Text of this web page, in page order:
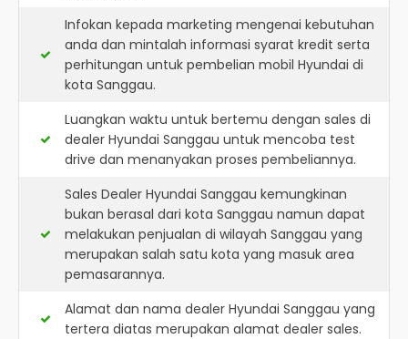
Infokan kepada marketing mengenai kebutuhan
anda dan mintalah informasi syarat kredit serta
perhitungan untuk pembelian mobil Hyundai di
kota Sanggau.
Luangkan waktu untuk bertemu dengan sales di
dealer Hyundai Sanggau untuk mencoba test
drive dan menanyakan proses pembeliannya.
Sales Dealer Hyundai Sanggau kemungkinan
bukan berasal dari kota Sanggau namun dapat
melakukan penjualan di wilayah Sanggau yang
merupakan salah satu kota yang masuk area
pemasarannya.
Alamat dan nama dealer Hyundai Sanggau yang
tertera diatas merupakan alamat dealer sales.